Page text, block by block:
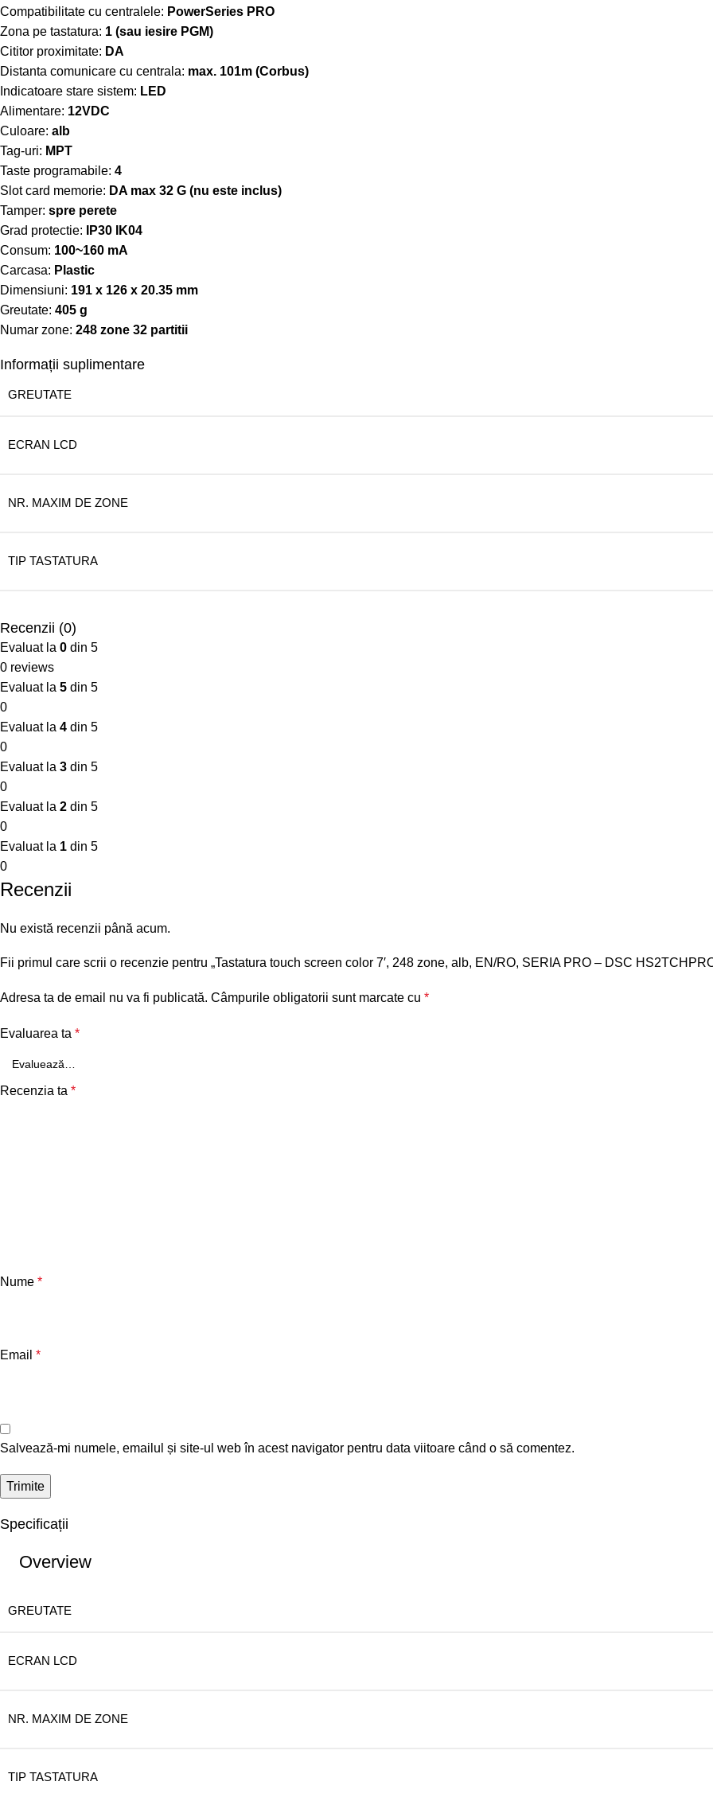
Compatibilitate cu centralele: PowerSeries PRO
Zona pe tastatura: 1 (sau iesire PGM)
Cititor proximitate: DA
Distanta comunicare cu centrala: max. 101m (Corbus)
Indicatoare stare sistem: LED
Alimentare: 12VDC
Culoare: alb
Tag-uri: MPT
Taste programabile: 4
Slot card memorie: DA max 32 G (nu este inclus)
Tamper: spre perete
Grad protectie:
IP30 IK04
Consum: 100~160 mA
Carcasa: Plastic
Dimensiuni: 191 x 126 x 20.35 mm
Greutate: 405 g
Numar zone: 248 zone 32 partitii
Informații suplimentare
GREUTATE
ECRAN LCD
NR. MAXIM DE ZONE
TIP TASTATURA
Recenzii (0)
Evaluat la 0 din 5
0 reviews
Evaluat la 5 din 5
0
Evaluat la 4 din 5
0
Evaluat la 3 din 5
0
Evaluat la 2 din 5
0
Evaluat la 1 din 5
0
Recenzii
Nu există recenzii până acum.
Fii primul care scrii o recenzie pentru „Tastatura touch screen color 7′, 248 zone, alb, EN/RO, SERIA PRO – DSC
Adresa ta de email nu va fi publicată. Câmpurile obligatorii sunt marcate cu *
Evaluarea ta *
Recenzia ta *
Nume *
Email *
Salvează-mi numele, emailul și site-ul web în acest navigator pentru data viitoare când o să comentez.
Specificații
Overview
GREUTATE
ECRAN LCD
NR. MAXIM DE ZONE
TIP TASTATURA